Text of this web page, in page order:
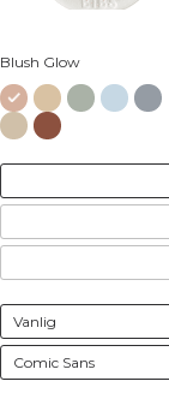
Blush Glow